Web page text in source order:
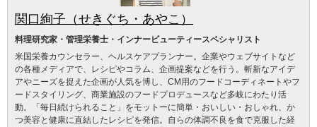
関口絢子（せきぐち・あやこ）
料理研究家・管理栄養士・インナービューティースペシャリスト
米国栄養カウンセラー、ヘルスケアプランナー。企業やウェブサイトなど
の各種メディアで、レシピやコラム、企画提案などを行う。斬新なアイデ
アやニーズを捉えた企画が人気を博し、CM用のフードコーディネートやフ
ードスタイリング、商業施設のフードプロデュースなど多岐にわたり活
動。「毎日続けられること」をモットーに簡単・おいしい・おしゃれ、か
つ美容と健康に直結したレシピを発信。自らの体調不良を食で克服した経